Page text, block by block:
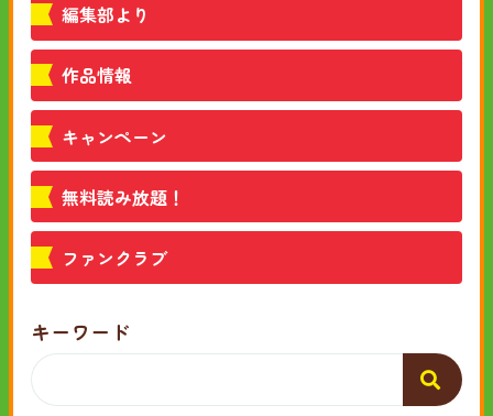
編集部より
作品情報
キャンペーン
無料読み放題！
ファンクラブ
キーワード